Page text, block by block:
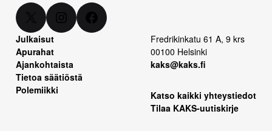
X Instagram Facebook
Julkaisut
Apurahat
Ajankohtaista
Tietoa säätiöstä
Polemiikki
Fredrikinkatu 61 A, 9 krs
00100 Helsinki
kaks@kaks.fi
Katso kaikki yhteystiedot
Tilaa KAKS-uutiskirje